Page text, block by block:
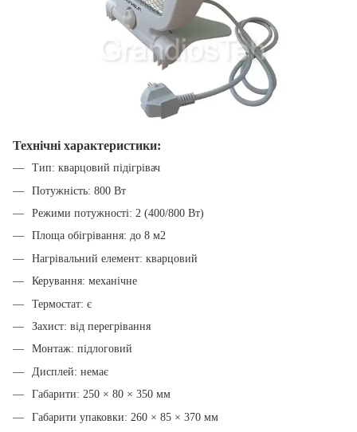
Технічні характеристики:
Тип: кварцовий підігрівач
Потужність: 800 Вт
Режими потужності: 2 (400/800 Вт)
Площа обігрівання: до 8 м2
Нагрівальний елемент: кварцовий
Керування: механічне
Термостат: є
Захист: від перегрівання
Монтаж: підлоговий
Дисплей: немає
Габарити: 250 × 80 × 350 мм
Габарити упаковки: 260 × 85 × 370 мм